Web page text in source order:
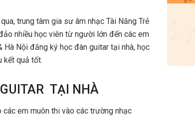
trung tâm gia sư âm nhạc Tài Năng Trẻ
nhiều học viên từ người lớn đến các em
Hà Nội đăng ký học đàn guitar tại nhà, học
kết quả tốt.
TẠI NHÀ
các em muôn thi vào các trường nhạc